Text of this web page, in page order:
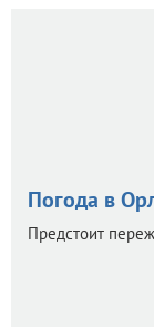
Погода в
Предстоит